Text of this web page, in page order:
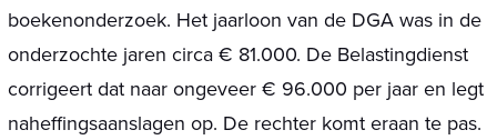
boekenonderzoek. Het jaarloon van de DGA was in de
onderzochte jaren circa € 81.000. De Belastingdienst
corrigeert dat naar ongeveer € 96.000 per jaar en legt
naheffingsaanslagen op. De rechter komt eraan te pas.